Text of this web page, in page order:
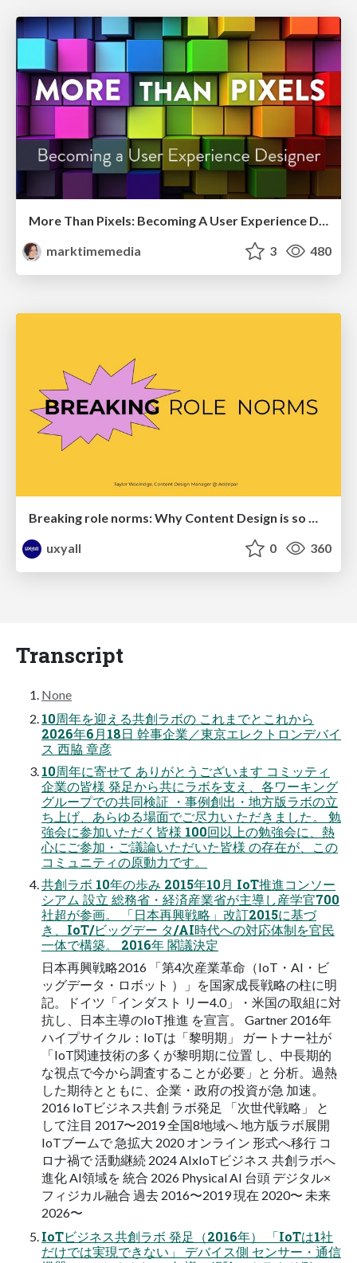
More Than Pixels: Becoming A User Experience Designer
marktimemedia
3 480
uxyall
0 360
Transcript
None
10周年を迎える共創ラボの これまでとこれから
2026年6月18日 幹事企業／東京エレクトロンデバイ
ス 西脇 章彦
10周年に寄せて ありがとうございます コミッティ
企業の皆様 発足から共にラボを支え、各ワーキング
グループでの共同検証 ・事例創出・地方版ラボの立
ち上げ、あらゆる場面でご尽力い ただきました。 勉
強会に参加いただく皆様 100回以上の勉強会に、熱
心にご参加・ご議論いただいた皆様 の存在が、この
コミュニティの原動力です。
共創ラボ 10年の歩み 2015年10月 IoT推進コンソー
シアム 設立 総務省・経済産業省が主導し産学官700
社超が参画。 「日本再興戦略」改訂2015に基づ
き、IoT/ビッグデー タ/AI時代への対応体制を官民
一体で構築。 2016年 閣議決定
日本再興戦略2016 「第4次産業革命（IoT・AI・ビ
ッグデータ・ロボット ）」を国家成長戦略の柱に明
記。ドイツ「インダスト リー4.0」・米国の取組に対
抗し、日本主導のIoT推進 を宣言。 Gartner 2016年
ハイプサイクル：IoTは「黎明期」 ガートナー社が
「IoT関連技術の多くが黎明期に位置 し、中長期的
な視点で今から調査することが必要」と 分析。過熱
した期待とともに、企業・政府の投資が急 加速。
2016 IoTビジネス共創 ラボ発足 「次世代戦略」 と
して注目 2017〜2019 全国8地域へ 地方版ラボ展開
IoTブームで 急拡大 2020 オンライン 形式へ移行 コ
ロナ禍で 活動継続 2024 AIxIoTビジネス 共創ラボへ
進化 AI領域を 統合 2026 Physical AI 台頭 デジタル×
フィジカル融合 過去 2016〜2019 現在 2020〜 未来
2026〜
IoTビジネス共創ラボ 発足（2016年） 「IoTは1社
だけでは実現できない」 デバイス側 センサー・通信